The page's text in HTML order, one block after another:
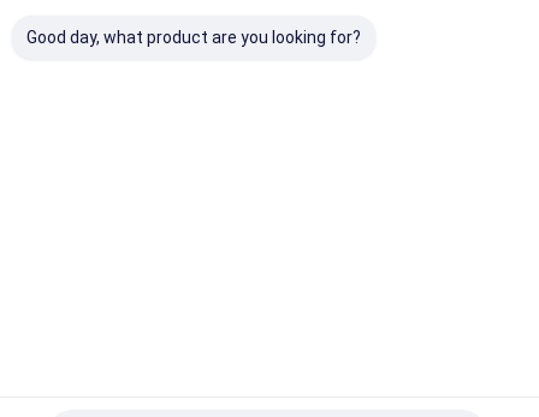
CO.,LTD. All Rights Reserved.
Good day, what product are you looking for?